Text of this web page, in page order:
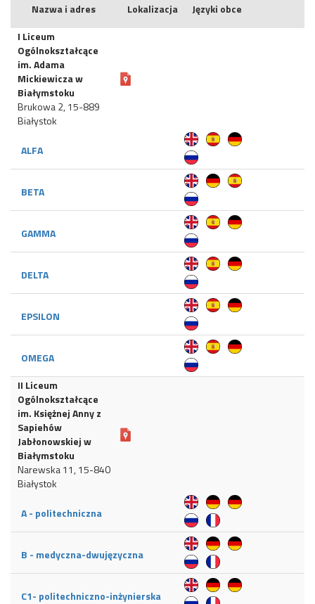
Nazwa i adres Lokalizacja
Języki obce
I Liceum
Ogólnokształcące
im. Adama
Mickiewicza w
Białymstoku
Brukowa 2, 15-889
Białystok
ALFA
BETA
GAMMA
DELTA
EPSILON
OMEGA
II Liceum
Ogólnokształcące
im. Księżnej Anny z
Sapiehów
Jabłonowskiej w
Białymstoku
Narewska 11, 15-840
Białystok
A - politechniczna
B - medyczna-dwujęzyczna
C1- politechniczno-inżynierska